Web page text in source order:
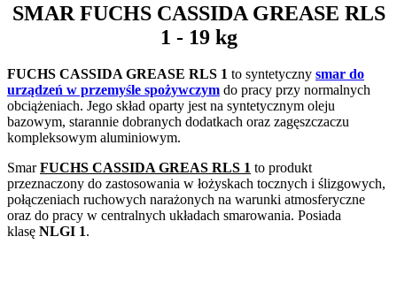
SMAR FUCHS CASSIDA GREASE RLS
1 - 19 kg
FUCHS CASSIDA GREASE RLS 1 to syntetyczny smar do
urządzeń w przemyśle spożywczym do pracy przy normalnych
obciążeniach. Jego skład oparty jest na syntetycznym oleju
bazowym, starannie dobranych dodatkach oraz zagęszczaczu
kompleksowym aluminiowym.
SmarFUCHS CASSIDA GREAS RLS 1 to produkt
przeznaczony do zastosowania w łożyskach tocznych i ślizgowych,
połączeniach ruchowych narażonych na warunki atmosferyczne
oraz do pracy w centralnych układach smarowania. Posiada
klasę NLGI 1.